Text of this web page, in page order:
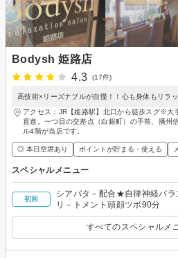
Bodysh 姫路店
4.3
(17件)
高技術×リーズナブルが自慢！！心も身体もリラ
アクセス：JR【姫路駅】北口から徒歩スグ※大
直進。一つ目の交差点（白銀町）の手前、播州
ル4階が当店です。
◎ 本日空席あり ポイントが貯まる・使える
スペシャルメニュー
初回
シアバタ－配合★自律神経バラ
リ－トメント頭顔ツボ90分
すべてのスペシャルメ